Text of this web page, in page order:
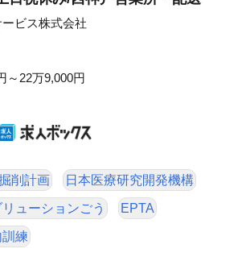
ビス株式会社
～22万9,000円
削計画 日本医療研究開発機構
ューションごう EPTA
練